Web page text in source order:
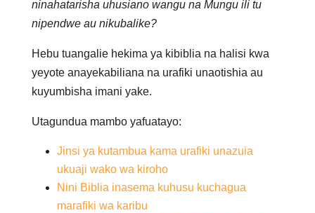
ninahatarisha uhusiano wangu na Mungu ili tu
nipendwe au nikubalike?
Hebu tuangalie hekima ya kibiblia na halisi kwa
yeyote anayekabiliana na urafiki unaotishia au
kuyumbisha imani yake.
Utagundua mambo yafuatayo:
Jinsi ya kutambua kama urafiki unazuia
ukuaji wako wa kiroho
Nini Biblia inasema kuhusu kuchagua
marafiki wa karibu